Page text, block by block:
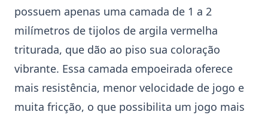
possuem apenas uma camada de 1 a 2
milímetros de tijolos de argila vermelha
triturada, que dão ao piso sua coloração
vibrante. Essa camada empoeirada oferece
mais resistência, menor velocidade de jogo e
muita fricção, o que possibilita um jogo mais